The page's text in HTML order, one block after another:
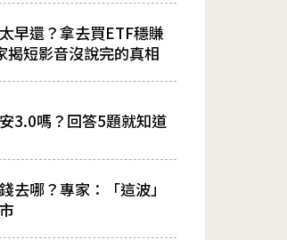
早還？拿去買ETF穩賺
揭短影音沒說完的真相
3.0嗎？回答5題就知道
去哪？專家：「這波」